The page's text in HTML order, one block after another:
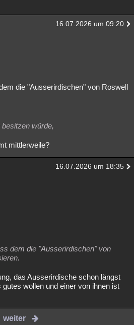
16.07.2026 um 09:20
die "Ausserirdischen" von Roswell
würde,
mittlerweile?
16.07.2026 um 18:35
dem die "Ausserirdischen" von
das Ausserirdische schon längst
wollen und einer von ihnen ist
weiter